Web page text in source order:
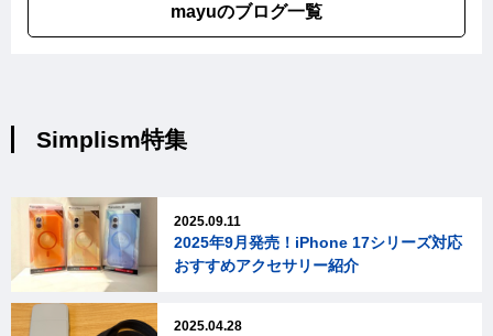
mayuのブログ一覧
Simplism特集
2025.09.11
2025年9月発売！iPhone 17シリーズ対応
おすすめアクセサリー紹介
2025.04.28